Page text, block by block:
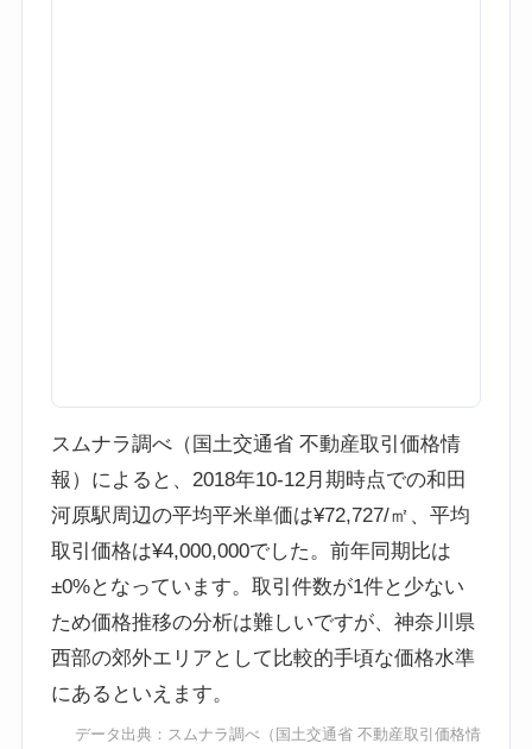
スムナラ調べ（国土交通省 不動産取引価格情
報）によると、2018年10-12月期時点での和田
河原駅周辺の平均平米単価は¥72,727/㎡、平均
取引価格は¥4,000,000でした。前年同期比は
±0%となっています。取引件数が1件と少ない
ため価格推移の分析は難しいですが、神奈川県
西部の郊外エリアとして比較的手頃な価格水準
にあるといえます。
データ出典： スムナラ調べ （国土交通省 不動産取引価格情